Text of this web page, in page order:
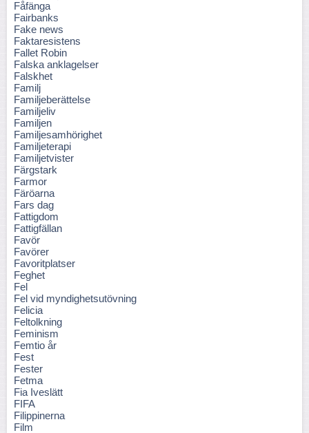
Fåfänga
Fairbanks
Fake news
Faktaresistens
Fallet Robin
Falska anklagelser
Falskhet
Familj
Familjeberättelse
Familjeliv
Familjen
Familjesamhörighet
Familjeterapi
Familjetvister
Färgstark
Farmor
Färöarna
Fars dag
Fattigdom
Fattigfällan
Favör
Favörer
Favoritplatser
Feghet
Fel
Fel vid myndighetsutövning
Felicia
Feltolkning
Feminism
Femtio år
Fest
Fester
Fetma
Fia Iveslätt
FIFA
Filippinerna
Film